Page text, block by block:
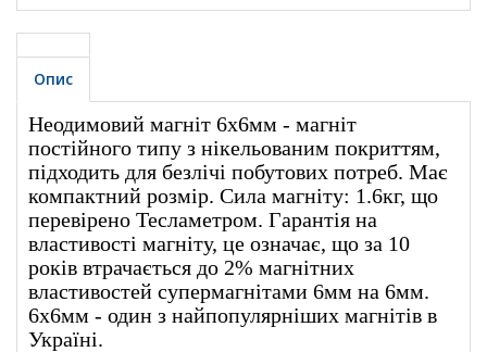
Опис
Неодимовий магніт 6х6мм - магніт
постійного типу з нікельованим покриттям,
підходить для безлічі побутових потреб. Має
компактний розмір. Сила магніту: 1.6кг, що
перевірено Тесламетром. Гарантія на
властивості магніту, це означає, що за 10
років втрачається до 2% магнітних
властивостей супермагнітами 6мм на 6мм.
6х6мм - один з найпопулярніших магнітів в
Україні.